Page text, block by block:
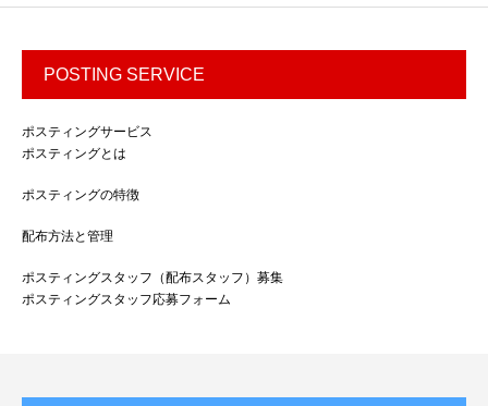
POSTING SERVICE
ポスティングサービス
ポスティングとは
ポスティングの特徴
配布方法と管理
ポスティングスタッフ（配布スタッフ）募集
ポスティングスタッフ応募フォーム